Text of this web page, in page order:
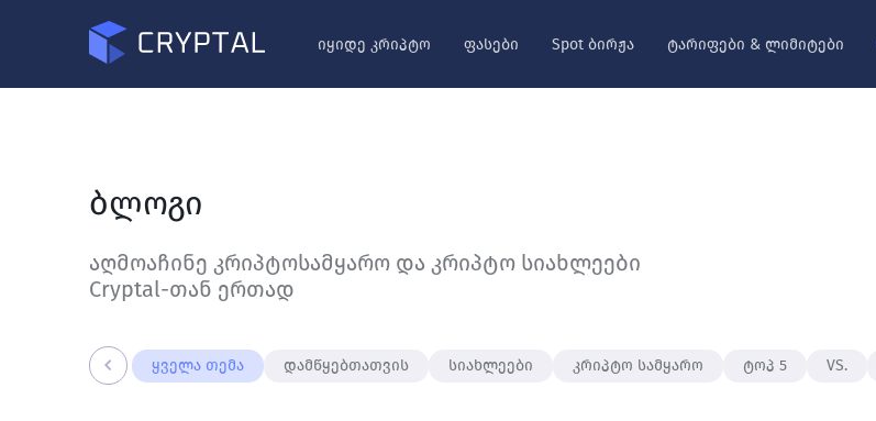
იყიდე კრიპტო ფასები Spot ბირჟა ტარიფები & ლიმიტები
ბლოგი
აღმოაჩინე კრიპტოსამყარო და კრიპტო სიახლეები
Cryptal-თან ერთად
ყველა თემა დამწყებთათვის სიახლეები კრიპტო სამყარო ტოპ 5 VS.